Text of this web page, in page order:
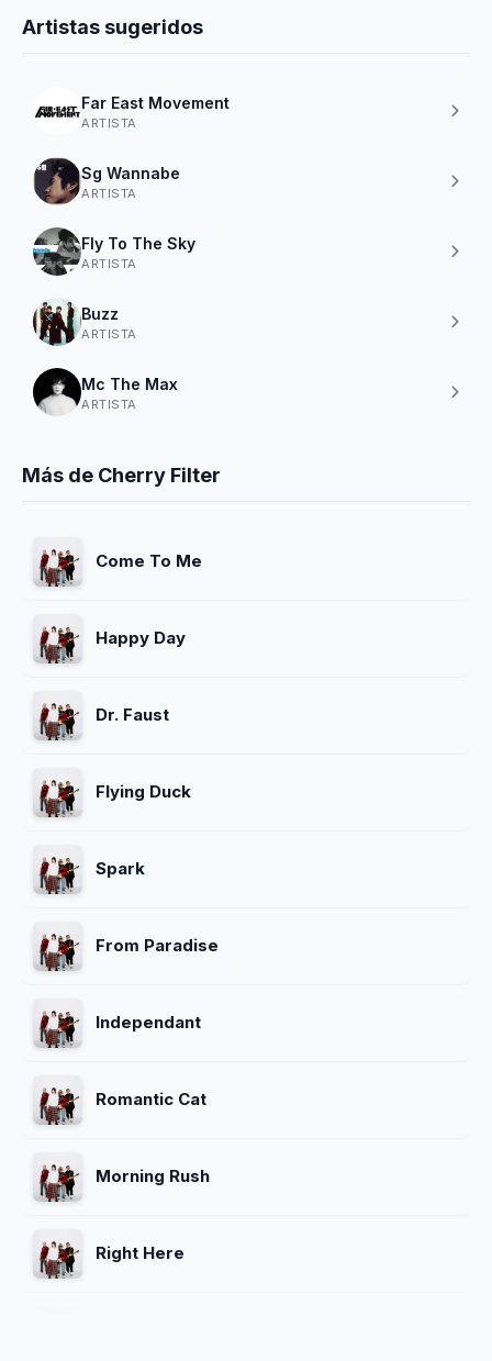
Artistas sugeridos
Far East Movement
ARTISTA
Sg Wannabe
ARTISTA
Fly To The Sky
ARTISTA
Buzz
ARTISTA
Mc The Max
ARTISTA
Más de Cherry Filter
Come To Me
Happy Day
Dr. Faust
Flying Duck
Spark
From Paradise
Independant
Romantic Cat
Morning Rush
Right Here